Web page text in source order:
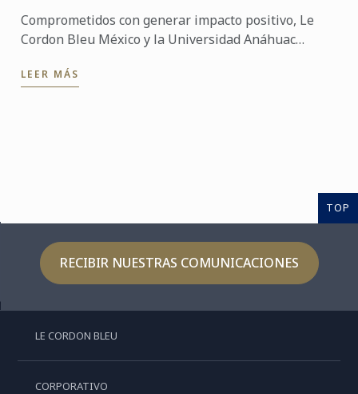
Comprometidos con generar impacto positivo, Le
Cordon Bleu México y la Universidad Anáhuac
gastronómica solidaria que ...
LEER MÁS
TOP
RECIBIR NUESTRAS COMUNICACIONES
LE CORDON BLEU
CORPORATIVO